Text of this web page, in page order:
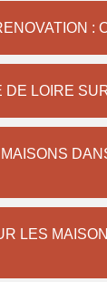
:
LOIRE
LES